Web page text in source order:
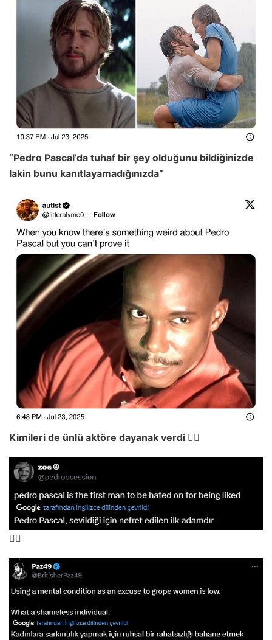
“Pedro Pascal’da tuhaf bir şey olduğunu bildiğinizde
lakin bunu kanıtlayamadığınızda”
Kimileri de ünlü aktöre dayanak verdi 👇🏻
👇🏻